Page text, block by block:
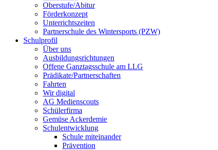
Oberstufe/Abitur
Förderkonzept
Unterrichtszeiten
Partnerschule des Wintersports (PZW)
Schulprofil
Über uns
Ausbildungsrichtungen
Offene Ganztagsschule am LLG
Prädikate/Partnerschaften
Fahrten
Wir digital
AG Medienscouts
Schülerfirma
Gemüse Ackerdemie
Schulentwicklung
Schule miteinander
Prävention